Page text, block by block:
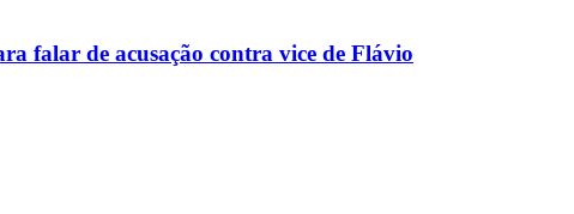
falar de acusação contra vice de Flávio